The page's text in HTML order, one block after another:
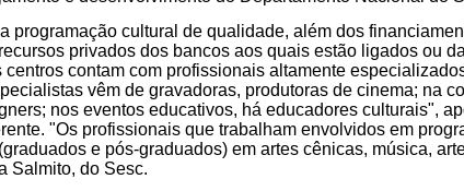
programação cultural de qualidade, além dos
privados dos bancos aos quais estão ligados ou
centros contam com profissionais altamente
vêm de gravadoras, produtoras de cinema; na
nos eventos educativos, há educadores culturais",
"Os profissionais que trabalham envolvidos em
e pós-graduados) em artes cênicas, música,
Salmito, do Sesc.